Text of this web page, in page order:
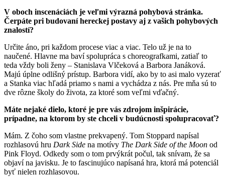
V oboch inscenáciách je veľmi výrazná pohybová stránka.
Čerpáte pri budovaní hereckej postavy aj z vašich pohybových
znalostí?
Určite áno, pri každom procese viac a viac. Telo už je na to
naučené. Hlavne ma baví spolupráca s choreografkami, zatiaľ to
teda vždy boli ženy – Stanislava Vlčeková a Barbora Janáková.
Majú úplne odlišný prístup. Barbora vidí, ako by to asi malo vyzerať
a Stanka viac hľadá priamo s nami a vychádza z nás. Pre mňa sú to
dve rôzne školy do života, za ktoré som veľmi vďačný.
Máte nejaké dielo, ktoré je pre vás zdrojom inšpirácie,
prípadne, na ktorom by ste chceli v budúcnosti spolupracovať?
Mám. Z čoho som vlastne prekvapený. Tom Stoppard napísal
rozhlasovú hru Dark Side na motívy The Dark Side of the Moon od
Pink Floyd. Odkedy som o tom prvýkrát počul, tak snívam, že sa
objaví na javisku. Je to fascinujúco napísaná hra, ktorá má potenciál
byť nielen rozhlasovou.